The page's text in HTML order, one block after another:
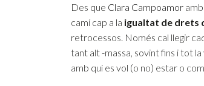
Des que Clara Campoamor
camí cap a la igualtat de drets
retrocessos. Només cal llegir
tant alt -massa, sovint fins i tot
amb qui es vol (o no) estar o